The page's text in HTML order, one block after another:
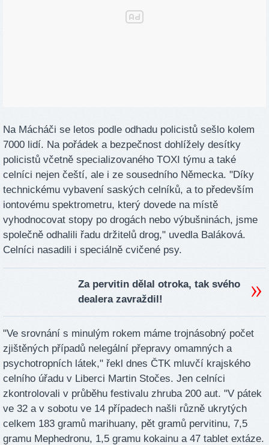
Na Mácháči se letos podle odhadu policistů sešlo kolem
7000 lidí. Na pořádek a bezpečnost dohlížely desítky
policistů včetně specializovaného TOXI týmu a také
celníci nejen čeští, ale i ze sousedního Německa. "Díky
technickému vybavení saských celníků, a to především
iontovému spektrometru, který dovede na místě
vyhodnocovat stopy po drogách nebo výbušninách, jsme
společně odhalili řadu držitelů drog," uvedla Baláková.
Celníci nasadili i speciálně cvičené psy.
Za pervitin dělal otroka, tak svého
dealera zavraždil!
"Ve srovnání s minulým rokem máme trojnásobný počet
zjištěných případů nelegální přepravy omamných a
psychotropních látek," řekl dnes ČTK mluvčí krajského
celního úřadu v Liberci Martin Stočes. Jen celníci
zkontrolovali v průběhu festivalu zhruba 200 aut. "V pátek
ve 32 a v sobotu ve 14 případech našli různě ukrytých
celkem 183 gramů marihuany, pět gramů pervitinu, 7,5
gramu Mephedronu, 1,5 gramu kokainu a 47 tablet extáze.